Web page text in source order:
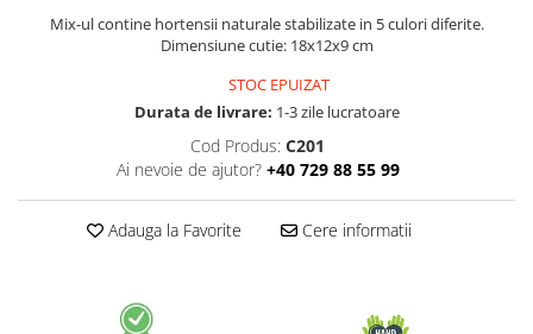
Mix-ul contine hortensii naturale stabilizate in 5 culori diferite.
Dimensiune cutie: 18x12x9 cm
STOC EPUIZAT
Durata de livrare: 1-3 zile lucratoare
Cod Produs: C201
Ai nevoie de ajutor? +40 729 88 55 99
Adauga la Favorite Cere informatii